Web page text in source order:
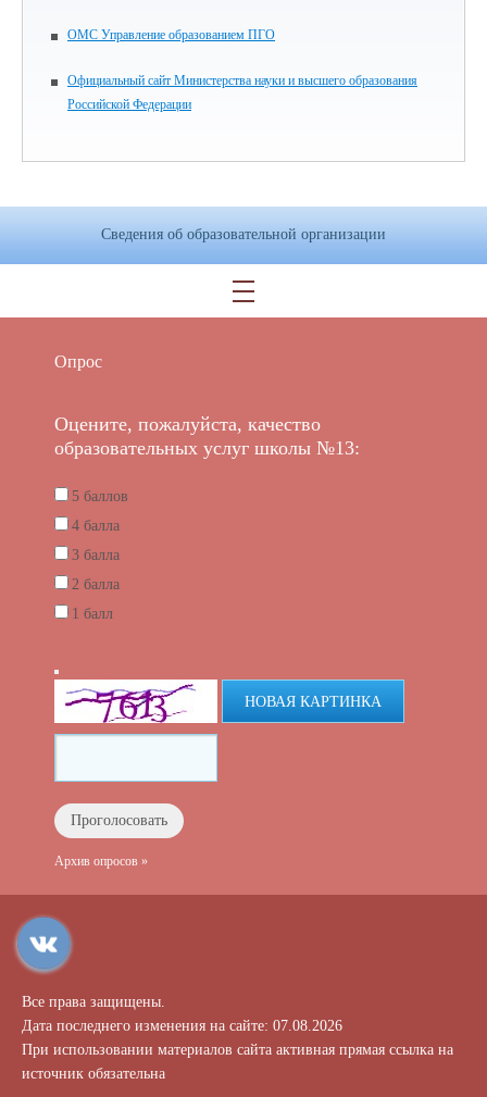
ОМС Управление образованием ПГО
Официальный сайт Министерства науки и высшего образования
Российской Федерации
Сведения об образовательной организации
Опрос
Оцените, пожалуйста, качество
образовательных услуг школы №13:
5 баллов
4 балла
3 балла
2 балла
1 балл
НОВАЯ КАРТИНКА
Архив опросов »
Все права защищены.
Дата последнего изменения на сайте: 07.08.2026
При использовании материалов сайта активная прямая ссылка на
источник обязательна